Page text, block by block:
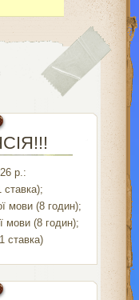
р.:
ставка);
мови (8 годин);
мови (8 годин);
ставка)